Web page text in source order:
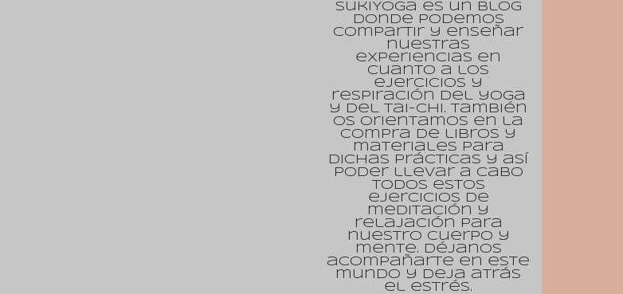
SukiYoga es un blog
donde podemos
compartir y enseñar
nuestras
experiencias en
cuanto a los
ejercicios y
respiración del yoga
y del tai-chi. También
os orientamos en la
compra de libros y
materiales para
dichas prácticas y así
poder llevar a cabo
todos estos
ejercicios de
meditación y
relajación para
nuestro cuerpo y
mente. Déjanos
acompañarte en este
mundo y deja atrás
el estrés.